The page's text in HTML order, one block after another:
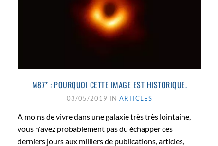
M87* : POURQUOI CETTE IMAGE EST HISTORIQUE.
03/05/2019 IN ARTICLES
A moins de vivre dans une galaxie très très lointaine,
vous n'avez probablement pas du échapper ces
derniers jours aux milliers de publications, articles,